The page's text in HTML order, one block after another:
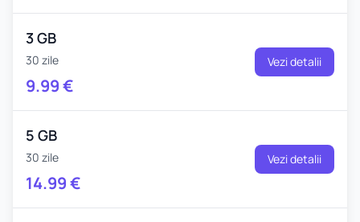
3 GB
30 zile
9.99€
Vezi detalii
5 GB
30 zile
14.99€
Vezi detalii